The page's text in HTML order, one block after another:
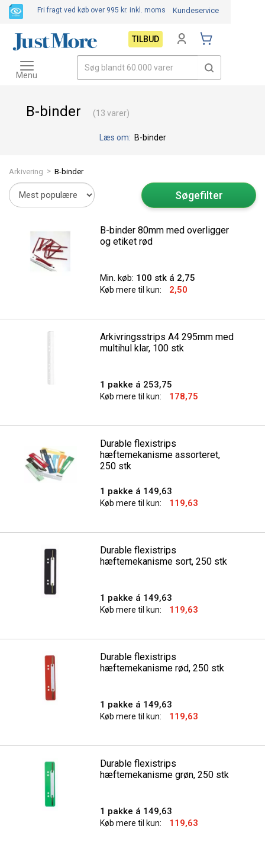
B-binder (13 varer)
Læs om: B-binder
Arkivering > B-binder
Søgefilter
B-binder 80mm med overligger
og etiket rød
Min. køb: 100 stk á 2,75
Køb mere til kun: 2,50
Arkivringsstrips A4 295mm med
multihul klar, 100 stk
1 pakke á 253,75
Køb mere til kun: 178,75
Durable flexistrips
hæftemekanisme assorteret,
250 stk
1 pakke á 149,63
Køb mere til kun: 119,63
Durable flexistrips
hæftemekanisme sort, 250 stk
1 pakke á 149,63
Køb mere til kun: 119,63
Durable flexistrips
hæftemekanisme rød, 250 stk
1 pakke á 149,63
Køb mere til kun: 119,63
Durable flexistrips
hæftemekanisme grøn, 250 stk
1 pakke á 149,63
Køb mere til kun: 119,63
Fri fragt ved køb over 995 kr. inkl. moms Kundeservice
TILBUD
Toggle
navigation
Menu